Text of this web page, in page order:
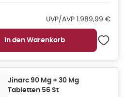
UVP/AVP UVP/AVP :
1.989,99 €
In den Warenkorb
Jinarc 90 Mg + 30 Mg
Tabletten 56 St